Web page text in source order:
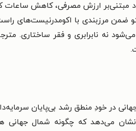
مبتنی‌بر ارزش مصرفی، کاهش ساعات
ضمن مرزبندی با اکومدرنیست‌های
نه نابرابری و فقر ساختاری.
در خودِ منطق رشد بی‌پایان
نشان می‌دهد که چگونه شمال جهانی